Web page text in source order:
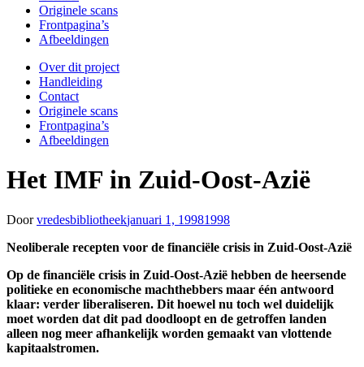
Originele scans
Frontpagina’s
Afbeeldingen
Over dit project
Handleiding
Contact
Originele scans
Frontpagina’s
Afbeeldingen
Het IMF in Zuid-Oost-Azië
Doorvredesbibliotheekjanuari 1, 19981998
Neoliberale recepten voor de financiële crisis in Zuid-Oost-Azië
Op de financiële crisis in Zuid-Oost-Azië hebben de heersende
politieke en economische machthebbers maar één antwoord
klaar: verder liberaliseren. Dit hoewel nu toch wel duidelijk
moet worden dat dit pad doodloopt en de getroffen landen
alleen nog meer afhankelijk worden gemaakt van vlottende
kapitaalstromen.